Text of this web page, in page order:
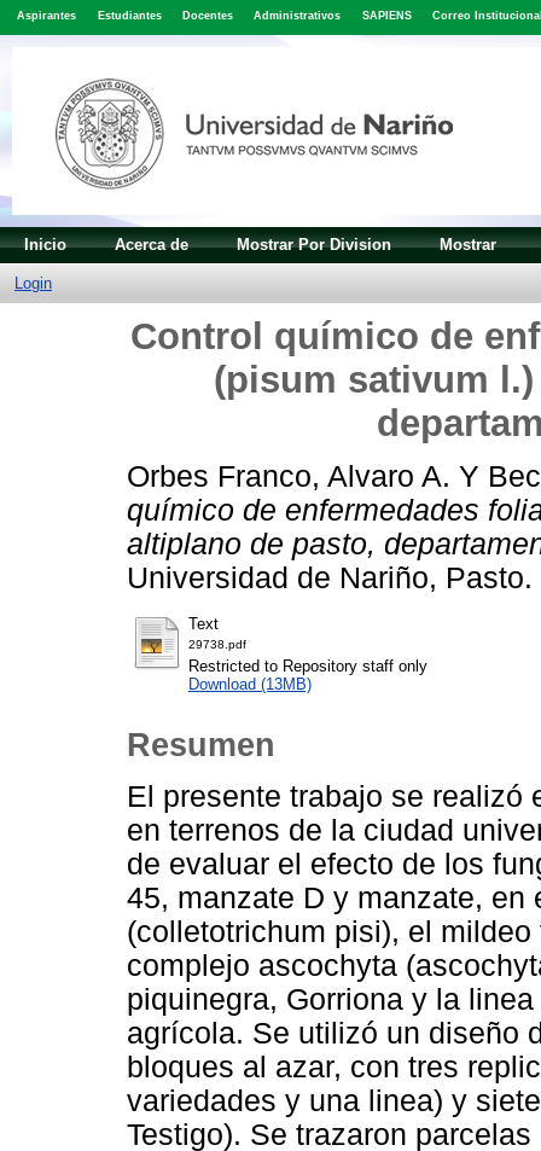
Aspirantes Estudiantes Docentes Administrativos SAPIENS Correo
Inicio Acerca de Mostrar Por Division Mostrar
Login
Control químico de
(pisum sativum
Orbes Franco, Alvaro A. Y
químico de enfermedades
altiplano de pasto,
Universidad de Nariño, Pasto.
Text
29738.pdf
Restricted to Repository staff only
Download (13MB)
Resumen
El presente trabajo se realizó
en terrenos de la ciudad
de evaluar el efecto de los
45, manzate D y manzate, en
(colletotrichum pisi), el
complejo ascochyta
piquinegra, Gorriona y la
agrícola. Se utilizó un diseño
bloques al azar, con tres
variedades y una linea) y
Testigo). Se trazaron